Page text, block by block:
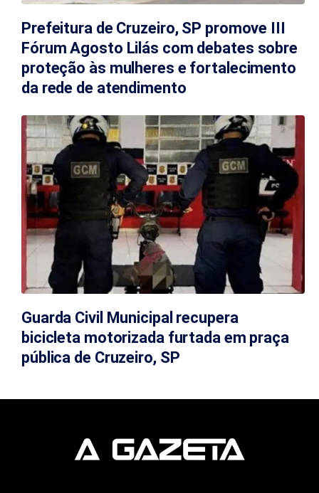
Prefeitura de Cruzeiro, SP promove III
Fórum Agosto Lilás com debates sobre
proteção às mulheres e fortalecimento
da rede de atendimento
Guarda Civil Municipal recupera
bicicleta motorizada furtada em praça
pública de Cruzeiro, SP